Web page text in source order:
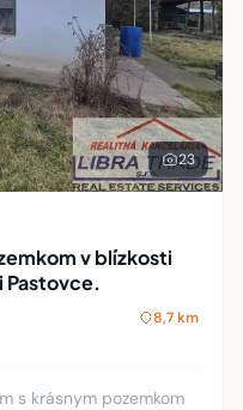
23
v blízkosti
Pastovce.
8,7 km
s krásnym pozemkom